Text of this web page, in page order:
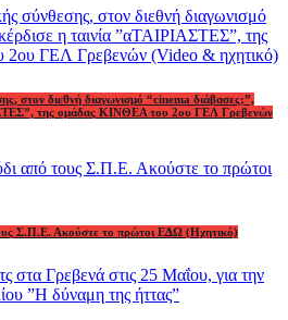
στον διεθνή διαγωνισμό “cinema διάβασες;”,
της ομάδας ΚΙΝΘΕΑ του 2ου ΓΕΛ Γρεβενών
Σ.Π.Ε. Ακούστε το πρώτοι ΕΔΩ (Ηχητικό)